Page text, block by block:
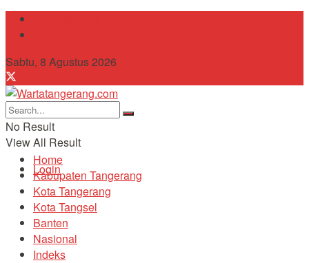
Sabtu, 8 Agustus 2026
No Result
View All Result
Login
Home
Kabupaten Tangerang
Kota Tangerang
Kota Tangsel
Banten
Nasional
Indeks